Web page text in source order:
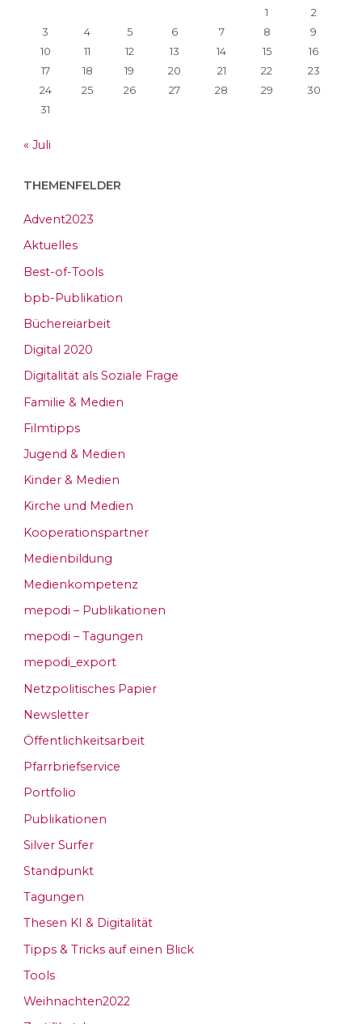
1
2
3
4 5 6 7 8
9
10
11 12 13 14 15
16
17
18 19 20 21 22
23
24
25 26 27 28 29
30
31
« Juli
THEMENFELDER
Advent2023
Aktuelles
Best-of-Tools
bpb-Publikation
Büchereiarbeit
Digital 2020
Digitalität als Soziale Frage
Familie & Medien
Filmtipps
Jugend & Medien
Kinder & Medien
Kirche und Medien
Kooperationspartner
Medienbildung
Medienkompetenz
mepodi – Publikationen
mepodi – Tagungen
mepodi_export
Netzpolitisches Papier
Newsletter
Öffentlichkeitsarbeit
Pfarrbriefservice
Portfolio
Publikationen
Silver Surfer
Standpunkt
Tagungen
Thesen KI & Digitalität
Tipps & Tricks auf einen Blick
Tools
Weihnachten2022